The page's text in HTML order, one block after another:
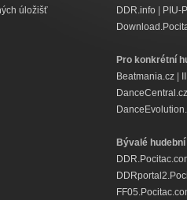
úložišť
DDR.info
PIU-
Pro konkrétní
Beatmania.cz
DanceCentral.cz
Bývalé